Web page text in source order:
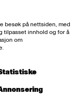
besøk på nettsiden, med
tilpasset innhold og for å
om